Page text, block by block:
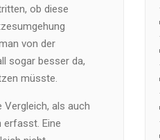
ob diese
von der
sogar besser da,
müsste.
als auch
erfasst. Eine